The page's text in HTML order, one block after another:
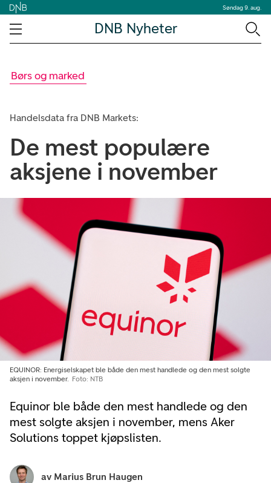
Søndag 9. aug.
DNB Nyheter
Børs og marked
Handelsdata fra DNB Markets:
De mest populære
aksjene i november
Equinor ble både den mest handlede og den
mest solgte aksjen i november, mens Aker
Solutions toppet kjøpslisten.
EQUINOR: Energiselskapet ble både den mest handlede og den mest solgte
aksjen i november. Foto: NTB
av Marius Brun Haugen